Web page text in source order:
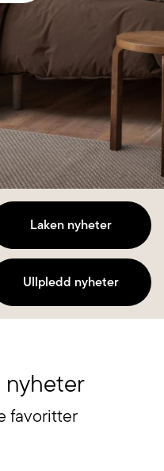
Laken nyheter
Ullpledd nyheter
nyheter
favoritter